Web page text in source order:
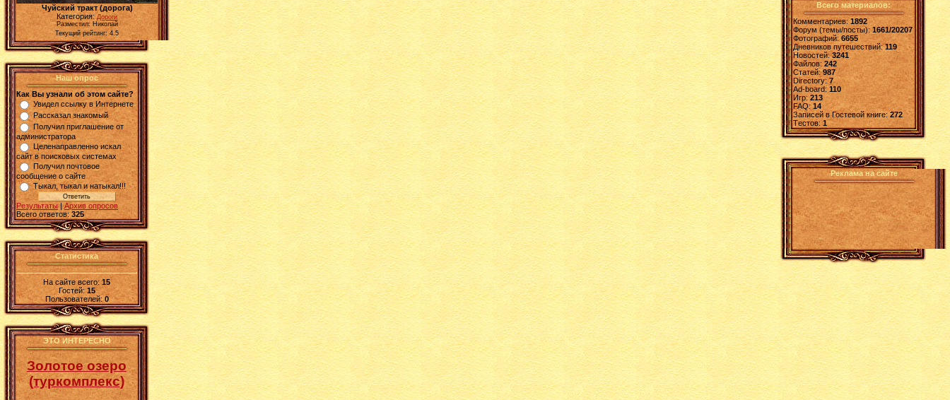
Чуйский тракт (дорога)
Категория:Дороги
Разместил: Николай
Текущий рейтинг: 4.5
Наш опрос
Как Вы узнали об этом сайте?
Увидел ссылку в Интернете
Рассказал знакомый
Получил приглашение от
администратора
Целенаправленно искал
сайт в поисковых системах
Получил почтовое
сообщение о сайте
Тыкал, тыкал и натыкал!!!
Результаты |Архив опросов
Всего ответов: 325
Статистика
На сайте всего:15
Гостей: 15
Пользователей: 0
ЭТО ИНТЕРЕСНО
Золотое озеро
(туркомплекс)
Всего материалов:
Комментариев: 1892
Форум (темы/посты):1661/20207
Фотографий:6655
Дневников путешествий:119
Новостей:3241
Файлов: 242
Статей:987
Directory: 7
Ad-board:110
Игр: 213
FAQ:14
Записей в Гостевой книге:272
Tестов: 1
Реклама на сайте